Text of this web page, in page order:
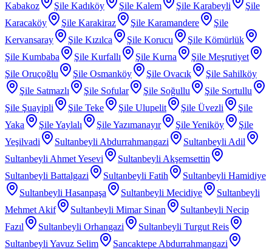
Kabakoz
Şile Kadıköy Şile Kalem Şile Karabeyli
Şile
Karacaköy
Şile Karakiraz Şile Karamandere
Şile
Kervansaray
Şile Kızılca Şile Korucu
Şile Kömürlük
Şile Kumbaba
Şile Kurfallı Şile Kurna
Şile Meşrutiyet
Şile Oruçoğlu
Şile Osmanköy Şile Ovacık
Şile Sahilköy
Şile Satmazlı
Şile Sofular Şile Soğullu
Şile Sortullu
Şile Şuayipli
Şile Teke Şile Ulupelit Şile Üvezli
Şile
Yaka
Şile Yaylalı Şile Yazımanayır Şile Yeniköy
Şile
Yeşilvadi
Sultanbeyli Abdurrahmangazi
Sultanbeyli Adil
Sultanbeyli Ahmet Yesevi
Sultanbeyli Akşemsettin
Sultanbeyli Battalgazi
Sultanbeyli Fatih
Sultanbeyli Hamidiye
Sultanbeyli Hasanpaşa
Sultanbeyli Mecidiye
Sultanbeyli
Mehmet Akif
Sultanbeyli Mimar Sinan
Sultanbeyli Necip
Fazıl
Sultanbeyli Orhangazi
Sultanbeyli Turgut Reis
Sultanbeyli Yavuz Selim
Sancaktepe Abdurrahmangazi